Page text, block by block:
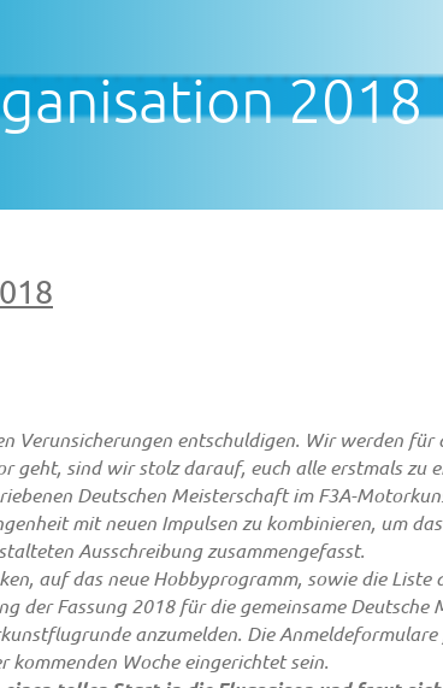
2018
Verunsicherungen entschuldigen. Wir werden für
geht, sind wir stolz darauf, euch alle erstmals zu
Deutschen Meisterschaft im F3A-
mit neuen Impulsen zu kombinieren, um
Ausschreibung zusammengefasst.
auf das neue Hobbyprogramm, sowie die
der Fassung 2018 für die gemeinsame
anzumelden. Die
kommenden Woche eingerichtet sein.